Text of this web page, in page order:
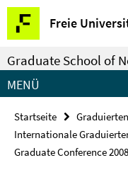
Springe
direkt
zu
Inhalt
Freie
Service-
Navigation
Graduate School of
MENÜ
Startseite
Internationale
Graduate Conference 2008